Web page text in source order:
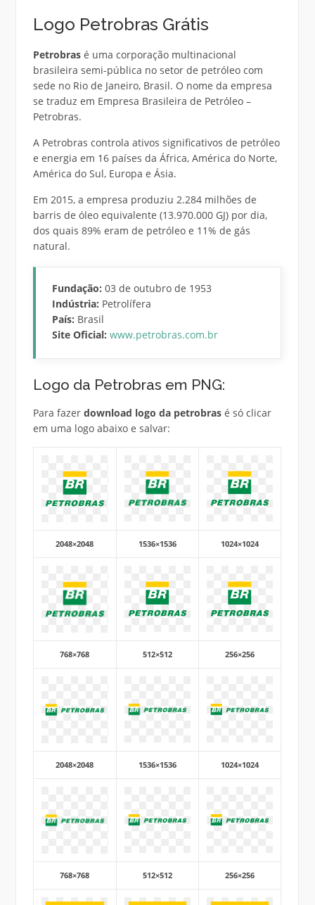
Logo Petrobras Grátis
Petrobrasé uma corporação multinacional
brasileira semi-pública no setor de petróleo com
sede no Rio de Janeiro, Brasil. O nome da empresa
se traduz em Empresa Brasileira de Petróleo –
Petrobras.
A Petrobras controla ativos significativos de petróleo
e energia em 16 países da África, América do Norte,
América do Sul, Europa e Ásia.
Em 2015, a empresa produziu 2.284 milhões de
barris de óleo equivalente (13.970.000 GJ) por dia,
dos quais 89% eram de petróleo e 11% de gás
natural.
Fundação: 03 de outubro de 1953
Indústria: Petrolífera
País: Brasil
Site Oficial: www.petrobras.com.br
Logo da Petrobras em PNG:
Para fazer download logo da petrobrasé só clicar
em uma logo abaixo e salvar:
2048×2048 1536×1536 1024×1024
768×768 512×512 256×256
2048×2048 1536×1536 1024×1024
768×768 512×512 256×256